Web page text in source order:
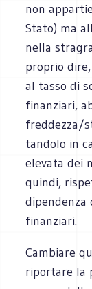
non
Stato) ma
nella
pro­prio
al tasso di
finan­ziari,
freddezza/
tan­dolo in
ele­vata dei
quindi,
finanziari.
Cam­biare
ripor­tare la